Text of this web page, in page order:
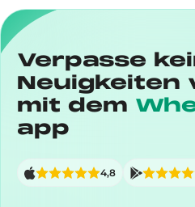
Verpasse
Neuigkeiten
mit dem
app
4,8